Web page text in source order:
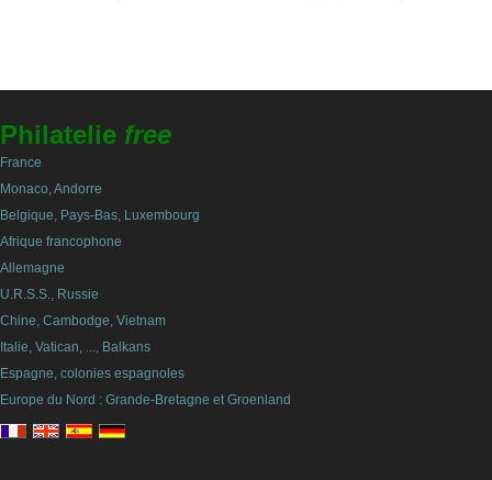
Philatelie free
France
Monaco, Andorre
Belgique, Pays-Bas, Luxembourg
Afrique francophone
Allemagne
U.R.S.S., Russie
Chine, Cambodge, Vietnam
Italie, Vatican, ..., Balkans
Espagne, colonies espagnoles
Europe du Nord : Grande-Bretagne et Groenland